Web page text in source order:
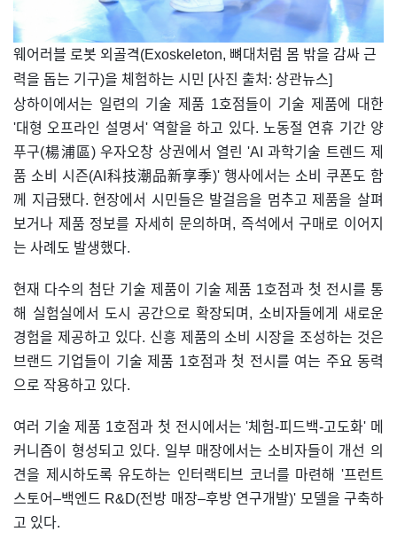
​웨어러블 로봇 외골격(Exoskeleton, 뼈대처럼 몸 밖을 감싸 근
력을 돕는 기구)을 체험하는 시민 [사진 출처: 상관뉴스]
상하이에서는 일련의 기술 제품 1호점들이 기술 제품에 대한
'대형 오프라인 설명서' 역할을 하고 있다. 노동절 연휴 기간 양
푸구(楊浦區) 우자오창 상권에서 열린 'AI 과학기술 트렌드 제
품 소비 시즌(AI科技潮品新享季)' 행사에서는 소비 쿠폰도 함
께 지급됐다. 현장에서 시민들은 발걸음을 멈추고 제품을 살펴
보거나 제품 정보를 자세히 문의하며, 즉석에서 구매로 이어지
는 사례도 발생했다.
현재 다수의 첨단 기술 제품이 기술 제품 1호점과 첫 전시를 통
해 실험실에서 도시 공간으로 확장되며, 소비자들에게 새로운
경험을 제공하고 있다. 신흥 제품의 소비 시장을 조성하는 것은
브랜드 기업들이 기술 제품 1호점과 첫 전시를 여는 주요 동력
으로 작용하고 있다.
여러 기술 제품 1호점과 첫 전시에서는 '체험-피드백-고도화' 메
커니즘이 형성되고 있다. 일부 매장에서는 소비자들이 개선 의
견을 제시하도록 유도하는 인터랙티브 코너를 마련해 '프런트
스토어–백엔드 R&D(전방 매장–후방 연구개발)' 모델을 구축하
고 있다.